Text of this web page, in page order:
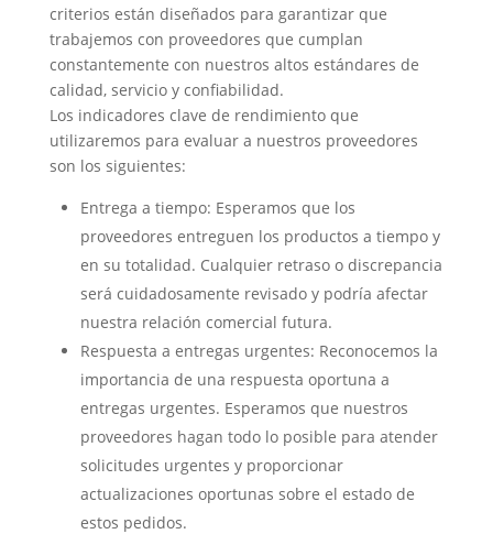
criterios están diseñados para garantizar que
trabajemos con proveedores que cumplan
constantemente con nuestros altos estándares de
calidad, servicio y confiabilidad.
Los indicadores clave de rendimiento que
utilizaremos para evaluar a nuestros proveedores
son los siguientes:
Entrega a tiempo: Esperamos que los
proveedores entreguen los productos a tiempo y
en su totalidad. Cualquier retraso o discrepancia
será cuidadosamente revisado y podría afectar
nuestra relación comercial futura.
Respuesta a entregas urgentes: Reconocemos la
importancia de una respuesta oportuna a
entregas urgentes. Esperamos que nuestros
proveedores hagan todo lo posible para atender
solicitudes urgentes y proporcionar
actualizaciones oportunas sobre el estado de
estos pedidos.